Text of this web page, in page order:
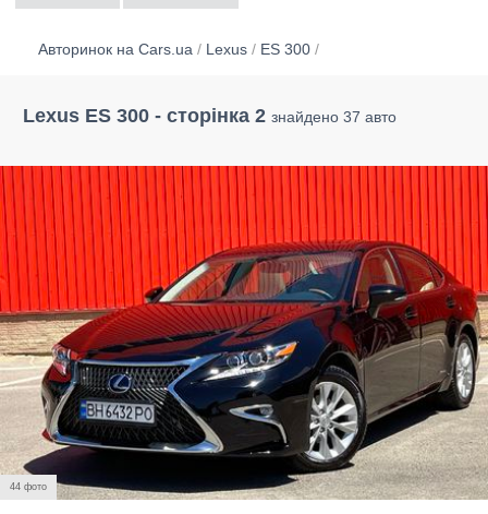
Авторинок на Cars.ua / Lexus / ES 300 /
Lexus ES 300 - сторінка 2 знайдено 37 авто
44 фото